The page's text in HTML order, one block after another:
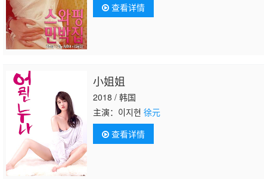
查看详情
小姐姐
2018 / 韩国
主演：이지현 徐元
查看详情